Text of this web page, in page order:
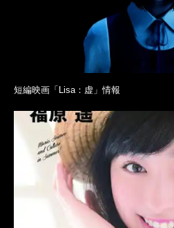
短編映画「Lisa：虚」情報